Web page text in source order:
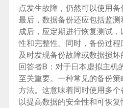
点发生故障，仍然可以使用备
最后，数据备份还应包括监
成后，应定期进行恢复测试
性和完整性。同时，备份过
及时发现备份故障或数据损坏
回答者B： 对于日本虚拟主机
至关重要。一种常见的备份
方法。这意味着同时使用多个
以提高数据的安全性和可恢